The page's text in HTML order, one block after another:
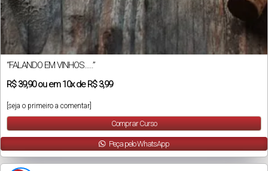
“FALANDO EM VINHOS…..”
R$39,90ou em10xde R$ 3,99
[seja o primeiro a comentar]
Comprar Curso
Peça pelo WhatsApp